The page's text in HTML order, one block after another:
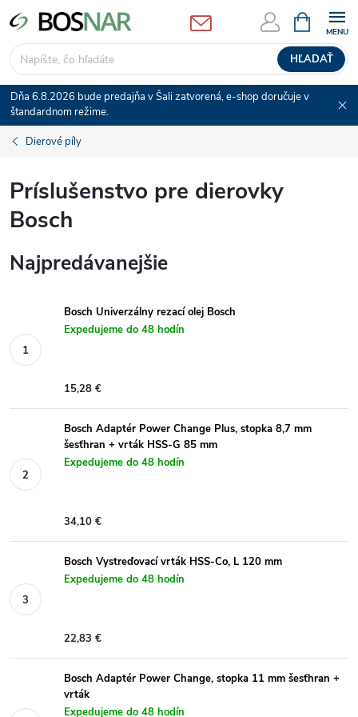
Prejsť
na
obsah
HĽADAŤ
KOŠÍK
Dňa 6.8.2026 bude predajňa v Šali zatvorená, e-shop doručuje v
štandardnom režime.
Dierové píly
Príslušenstvo pre dierovky
Bosch
Najpredávanejšie
Bosch Univerzálny rezací olej Bosch
Expedujeme do 48 hodín
15,28 €
Bosch Adaptér Power Change Plus, stopka 8,7 mm
šesťhran + vrták HSS-G 85 mm
Expedujeme do 48 hodín
34,10 €
Bosch Vystreďovací vrták HSS-Co, L 120 mm
Expedujeme do 48 hodín
22,83 €
Bosch Adaptér Power Change, stopka 11 mm šesťhran +
vrták
Expedujeme do 48 hodín